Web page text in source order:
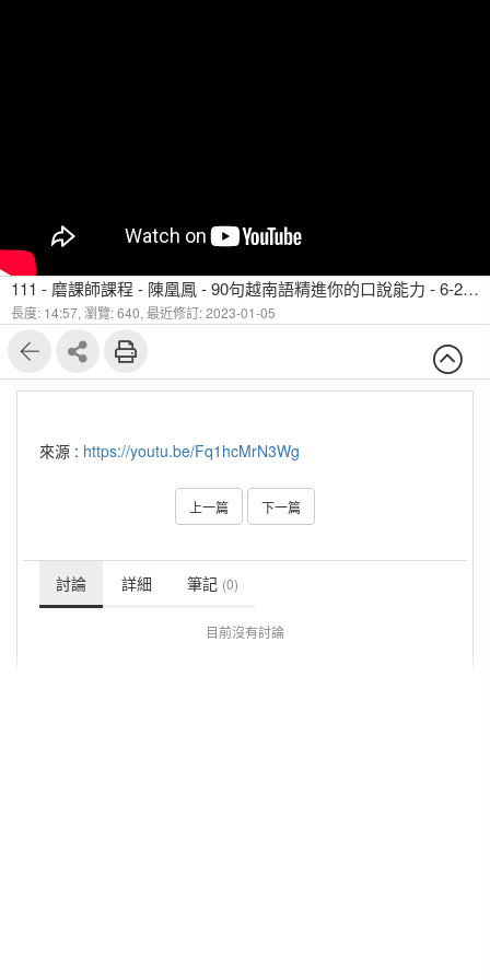
111 - 磨課師課程 - 陳凰鳳 - 90句越南語精進你的口說能力 - 6-2 句子中常使用 ngay 之3個例句
長度: 14:57, 瀏覽: 640, 最近修訂: 2023-01-05
來源 : https://youtu.be/Fq1hcMrN3Wg
上一篇 下一篇
討論 詳細 筆記 (0)
目前沒有討論